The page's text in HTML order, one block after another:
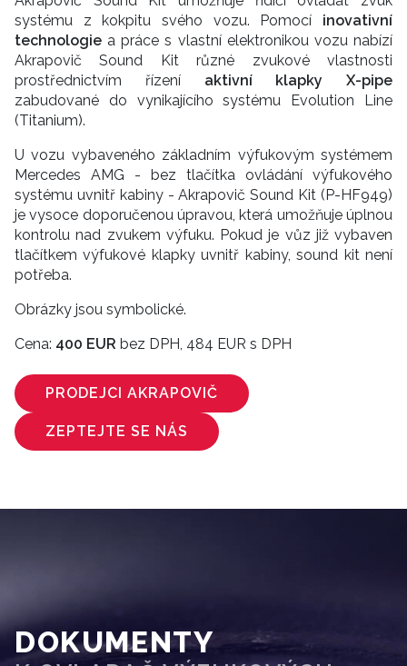
systému z kokpitu svého vozu. Pomocí inovativní
technologie a práce s vlastní elektronikou vozu nabízí
Akrapovič Sound Kit různé zvukové vlastnosti
prostřednictvím řízení aktivní klapky X-pipe
zabudované do vynikajícího systému Evolution Line
(Titanium).
U vozu vybaveného základním výfukovým systémem
Mercedes AMG - bez tlačítka ovládání výfukového
systému uvnitř kabiny - Akrapovič Sound Kit (P-HF949)
je vysoce doporučenou úpravou, která umožňuje úplnou
kontrolu nad zvukem výfuku. Pokud je vůz již vybaven
tlačítkem výfukové klapky uvnitř kabiny, sound kit není
potřeba.
Obrázky jsou symbolické.
Cena: 400 EUR bez DPH, 484 EUR s DPH
PRODEJCI AKRAPOVIČ
ZEPTEJTE SE NÁS
DOKUMENTY